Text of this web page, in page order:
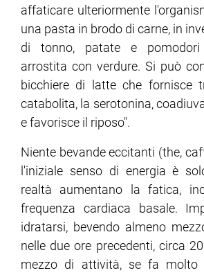
affaticare ulteriormente
una pasta in brodo di carne, in
di tonno, patate e pomodori
arrostita con verdure. Si può
bicchiere di latte che fornisce
catabolita, la serotonina,
e favorisce il riposo".
Niente bevande eccitanti (the,
l'iniziale senso di energia è
realtà aumentano la fatica,
frequenza cardiaca basale.
idratarsi, bevendo almeno
nelle due ore precedenti, circa
mezzo di attività, se fa molto